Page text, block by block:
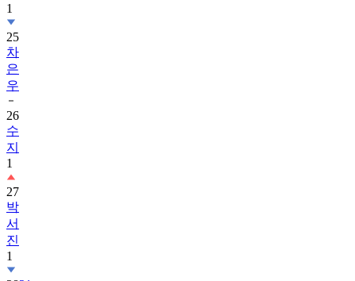
1
25
차
은
우
26
수
지
1
27
박
서
진
1